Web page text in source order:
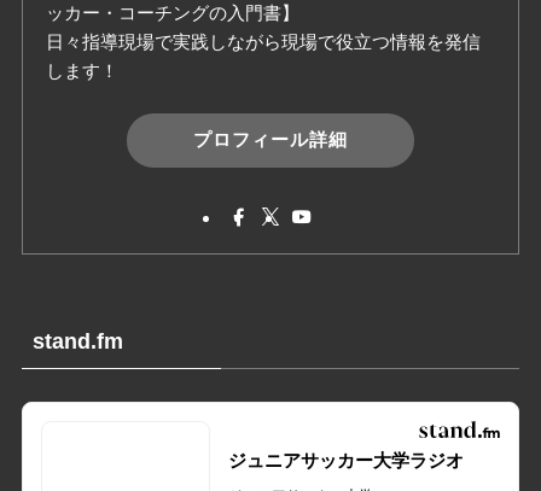
ッカー・コーチングの入門書】
日々指導現場で実践しながら現場で役立つ情報を発信
します！
プロフィール詳細
stand.fm